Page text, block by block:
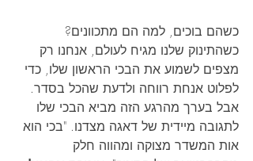
כשהם בוכים, למה הם מתכוונים?
כשהתינוק שלנו מגיח לעולם, אנחנו רק
מצפים לשמוע את הבכי הראשון שלו, כדי
לפלוט אנחת רווחה ולדעת שהכל בסדר.
אבל בערך מהרגע הזה מביא הבכי שלו
לתגובה מיידית של דאגה מצדנו. "בכי הוא
אות המשדר מצוקה ומהווה חלק